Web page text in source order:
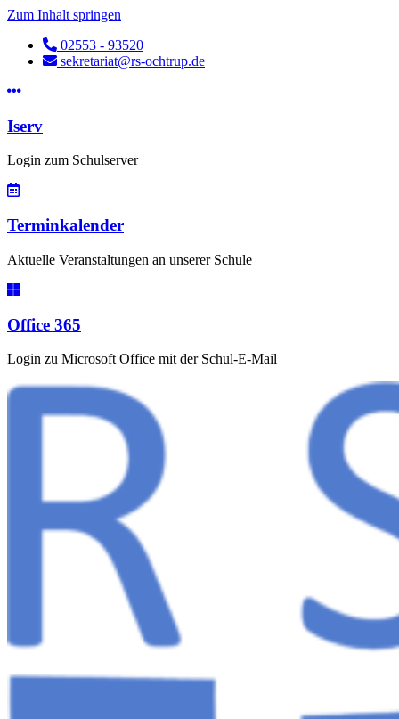
Zum Inhalt springen
02553 - 93520
sekretariat@rs-ochtrup.de
Iserv
Login zum Schulserver
Terminkalender
Aktuelle Veranstaltungen an unserer Schule
Office 365
Login zu Microsoft Office mit der Schul-E-Mail